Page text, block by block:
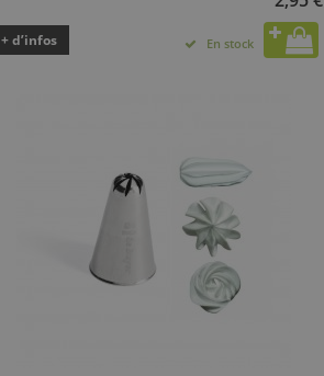
+ d’infos En stock